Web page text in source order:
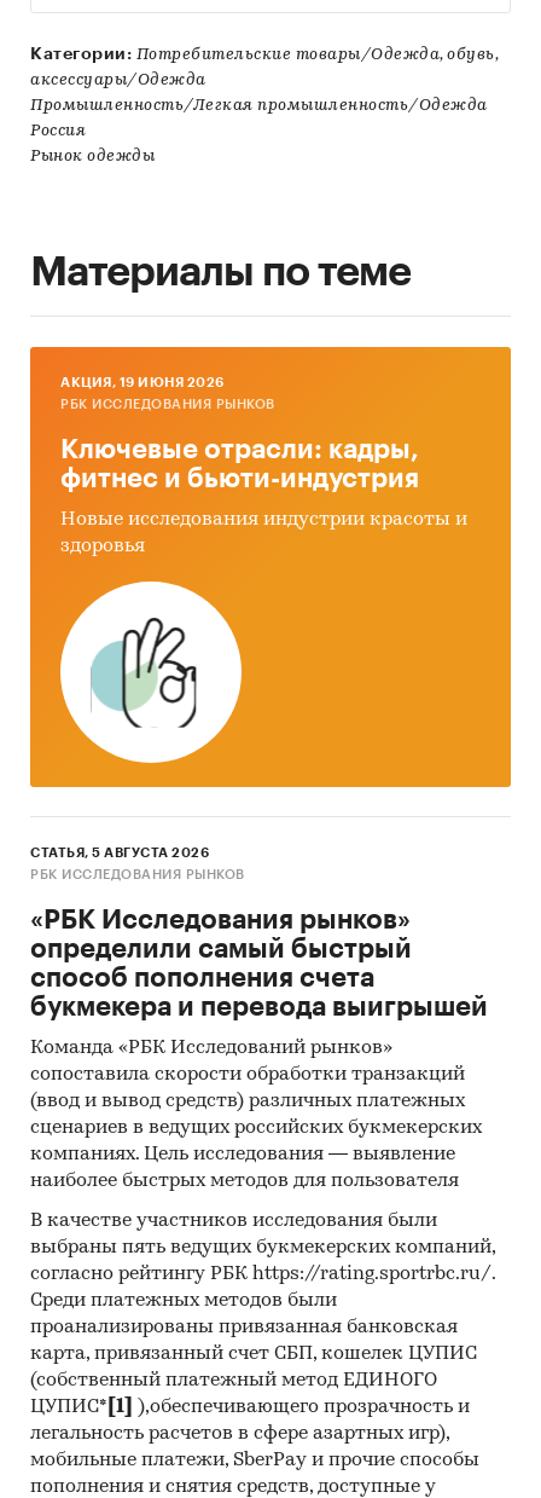
Категории: Потребительские товары/Одежда, обувь,
аксессуары/Одежда
Промышленность/Легкая промышленность/Одежда
Россия
Рынок одежды
Материалы по теме
AКЦИЯ, 19 ИЮНЯ 2026
РБК ИССЛЕДОВАНИЯ РЫНКОВ
Ключевые отрасли: кадры,
фитнес и бьюти-индустрия
Новые исследования индустрии красоты и
здоровья
СТАТЬЯ, 5 АВГУСТА 2026
РБК ИССЛЕДОВАНИЯ РЫНКОВ
«РБК Исследования рынков»
определили самый быстрый
способ пополнения счета
букмекера и перевода выигрышей
Команда «РБК Исследований рынков»
сопоставила скорости обработки транзакций
(ввод и вывод средств) различных платежных
сценариев в ведущих российских букмекерских
компаниях. Цель исследования — выявление
наиболее быстрых методов для пользователя
В качестве участников исследования были
выбраны пять ведущих букмекерских компаний,
согласно рейтингу РБК https://rating.sportrbc.ru/.
Среди платежных методов были
проанализированы привязанная банковская
карта, привязанный счет СБП, кошелек ЦУПИС
(собственный платежный метод ЕДИНОГО
ЦУПИС* [1]
),обеспечивающего прозрачность и
легальность расчетов в сфере азартных игр),
мобильные платежи, SberPay и прочие способы
пополнения и снятия средств, доступные у